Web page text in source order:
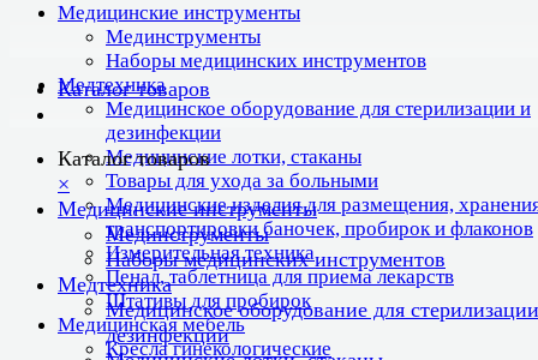
Медицинские инструменты
Мединструменты
Наборы медицинских инструментов
Медтехника
Медицинское оборудование для стерилизации и
дезинфекции
Медицинские лотки, стаканы
Товары для ухода за больными
Медицинские изделия для размещения,
транспортировки баночек, пробирок и флаконов
Измерительная техника
Пенал, таблетница для приема лекарств
Штативы для пробирок
Медицинская мебель
Кресла гинекологические
Каталог товаров
Каталог товаров
×
Медицинские инструменты
Мединструменты
Наборы медицинских инструментов
Медтехника
Медицинское оборудование для
дезинфекции